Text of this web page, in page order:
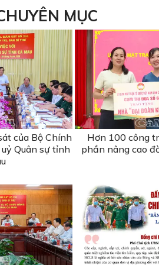
MỤC
của Bộ Chính
Quân sự tỉnh
Hơn 100 công
phần nâng cao